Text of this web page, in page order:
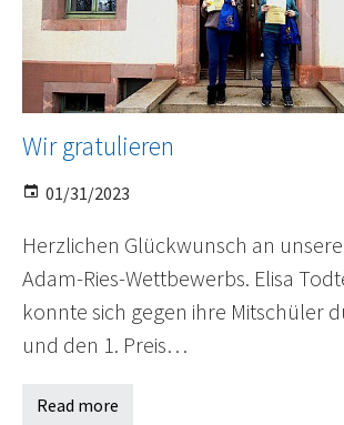
Wir gratulieren
01/31/2023
Herzlichen Glückwunsch an
Adam-Ries-Wettbewerbs. Elisa
konnte sich gegen ihre Mitschüler
und den 1. Preis…
Read more